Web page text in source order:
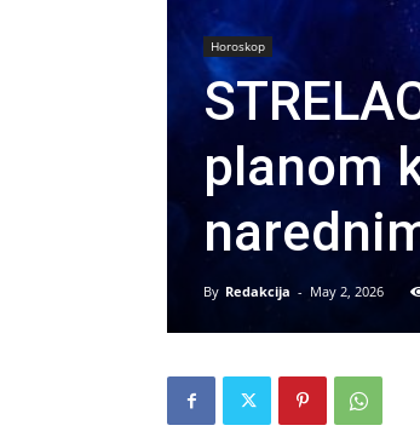
Horoskop
planom
By Redakcija - May 2, 2026